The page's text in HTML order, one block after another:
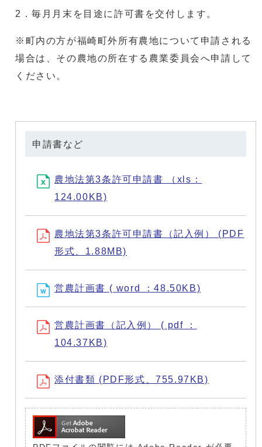
2．毎月月末を目途に許可書を交付します。
※町内の方が福崎町外所有農地について申請される
場合は、その農地の所在する農業委員会へ申請して
ください。
申請書など
農地法第3条許可申請書 （xls：
124.00KB)
農地法第3条許可申請書（記入例） (PDF
形式、1.88MB)
営農計画書 ( word ：48.50KB)
営農計画書（記入例） ( pdf ：
104.37KB)
添付書類 (PDF形式、755.97KB)